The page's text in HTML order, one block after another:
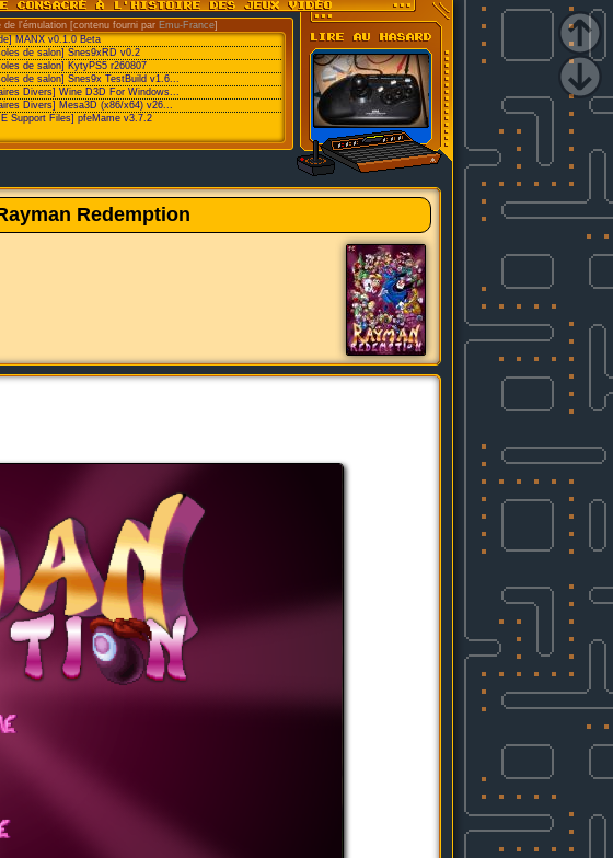
de l'émulation [contenu fourni par Emu-France]
MANX v0.1.0 Beta
de salon] Snes9xRD v0.2
de salon] KytyPS5 r260807
de salon] Snes9x TestBuild v1.6...
Divers] Wine D3D For Windows...
Divers] Mesa3D (x86/x64) v26...
Support Files] pfeMame v3.7.2
Redemption